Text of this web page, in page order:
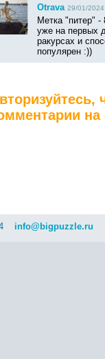
Otrava 29/01/
Метка "питер"
уже на первых
ракурсах и
популярен :))
на
info@bigpuzzle.ru